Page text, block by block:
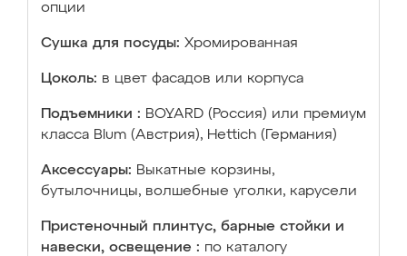
опции
Сушка для посуды: Хромированная
Цоколь: в цвет фасадов или корпуса
Подъемники : BOYARD (Россия) или премиум
класса Blum (Австрия), Hettich (Германия)
Аксессуары: Выкатные корзины,
бутылочницы, волшебные уголки, карусели
Пристеночный плинтус, барные стойки и
навески, освещение : по каталогу